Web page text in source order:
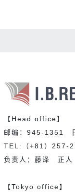
【Head office】
邮编：945-1351
TEL:（+81）
负责人：藤泽 正人
【Tokyo office】